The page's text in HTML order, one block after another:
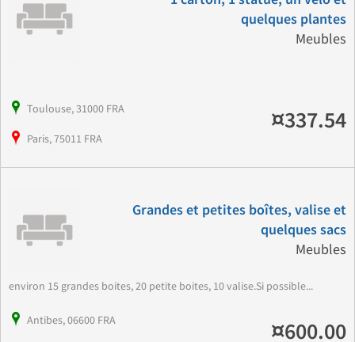
quelques plantes
Meubles
Toulouse, 31000 FRA
Paris, 75011 FRA
¤337.54
Grandes et petites boîtes, valise et
quelques sacs
Meubles
environ 15 grandes boites, 20 petite boites, 10 valise.Si possible...
Antibes, 06600 FRA ¤600.00